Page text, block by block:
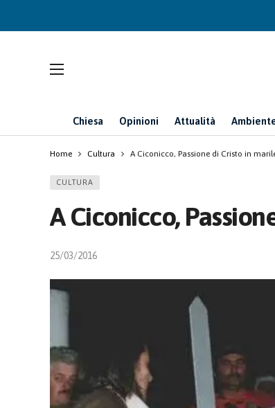
Chiesa Opinioni Attualità
Home Cultura A Ciconicco, Passione di Cristo in
CULTURA
A Ciconicco,
25/03/2016